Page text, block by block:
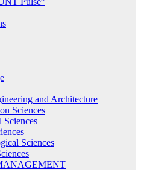
and Architecture
Sciences
Sciences
Sciences